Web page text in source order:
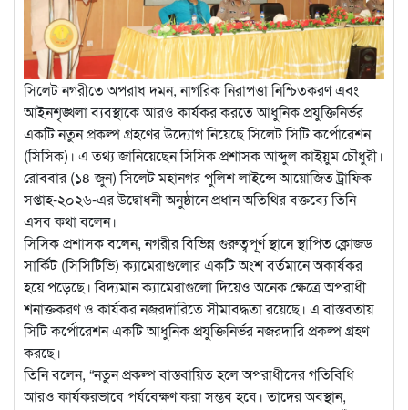
সিলেট নগরীতে অপরাধ দমন, নাগরিক নিরাপত্তা নিশ্চিতকরণ এবং
আইনশৃঙ্খলা ব্যবস্থাকে আরও কার্যকর করতে আধুনিক প্রযুক্তিনির্ভর
একটি নতুন প্রকল্প গ্রহণের উদ্যোগ নিয়েছে সিলেট সিটি কর্পোরেশন
(সিসিক)। এ তথ্য জানিয়েছেন সিসিক প্রশাসক আব্দুল কাইয়ুম চৌধুরী।
রোববার (১৪ জুন) সিলেট মহানগর পুলিশ লাইন্সে আয়োজিত ট্রাফিক
সপ্তাহ-২০২৬-এর উদ্বোধনী অনুষ্ঠানে প্রধান অতিথির বক্তব্যে তিনি
এসব কথা বলেন।
সিসিক প্রশাসক বলেন, নগরীর বিভিন্ন গুরুত্বপূর্ণ স্থানে স্থাপিত ক্লোজড
সার্কিট (সিসিটিভি) ক্যামেরাগুলোর একটি অংশ বর্তমানে অকার্যকর
হয়ে পড়েছে। বিদ্যমান ক্যামেরাগুলো দিয়েও অনেক ক্ষেত্রে অপরাধী
শনাক্তকরণ ও কার্যকর নজরদারিতে সীমাবদ্ধতা রয়েছে। এ বাস্তবতায়
সিটি কর্পোরেশন একটি আধুনিক প্রযুক্তিনির্ভর নজরদারি প্রকল্প গ্রহণ
করছে।
তিনি বলেন, “নতুন প্রকল্প বাস্তবায়িত হলে অপরাধীদের গতিবিধি
আরও কার্যকরভাবে পর্যবেক্ষণ করা সম্ভব হবে। তাদের অবস্থান,